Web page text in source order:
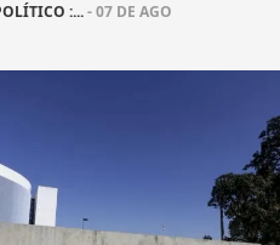
:...- 07 DE AGO